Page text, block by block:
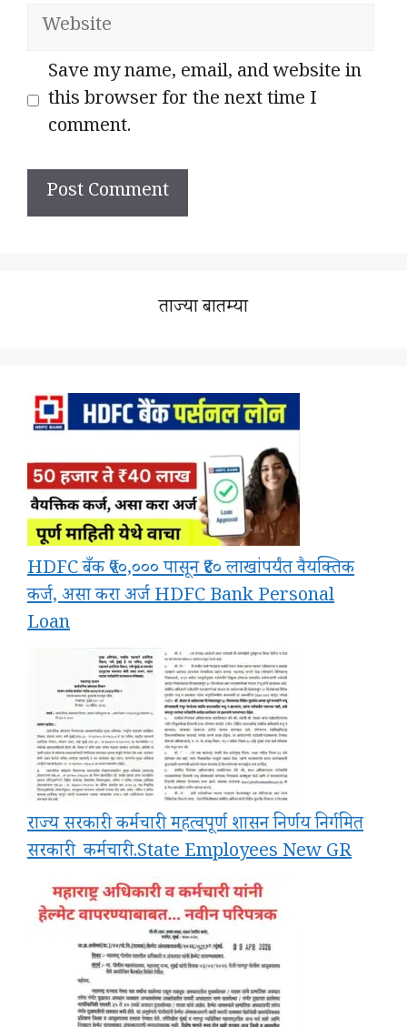
Website
Save my name, email, and website in
this browser for the next time I
comment.
ताज्या बातम्या
HDFC बँक ₹५०,००० पासून ₹४० लाखांपर्यंत वैयक्तिक
कर्ज, असा करा अर्ज HDFC Bank Personal
Loan
राज्य सरकारी कर्मचारी महत्वपूर्ण शासन निर्णय निर्गमित
सरकारी_कर्मचारी.State Employees New GR